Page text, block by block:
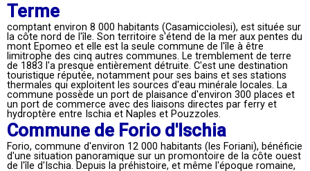
Terme
comptant environ 8 000 habitants (Casamicciolesi), est située sur
la côte nord de l'île. Son territoire s'étend de la mer aux pentes du
mont Epomeo et elle est la seule commune de l'île à être
limitrophe des cinq autres communes. Le tremblement de terre
de 1883 l'a presque entièrement détruite. C'est une destination
touristique réputée, notamment pour ses bains et ses stations
thermales qui exploitent les sources d'eau minérale locales. La
commune possède un port de plaisance d'environ 300 places et
un port de commerce avec des liaisons directes par ferry et
hydroptère entre Ischia et Naples et Pouzzoles.
Commune de Forio d'Ischia
Forio, commune d'environ 12 000 habitants (les Foriani), bénéficie
d'une situation panoramique sur un promontoire de la côte ouest
de l'île d'Ischia. Depuis la préhistoire, et même l'époque romaine,